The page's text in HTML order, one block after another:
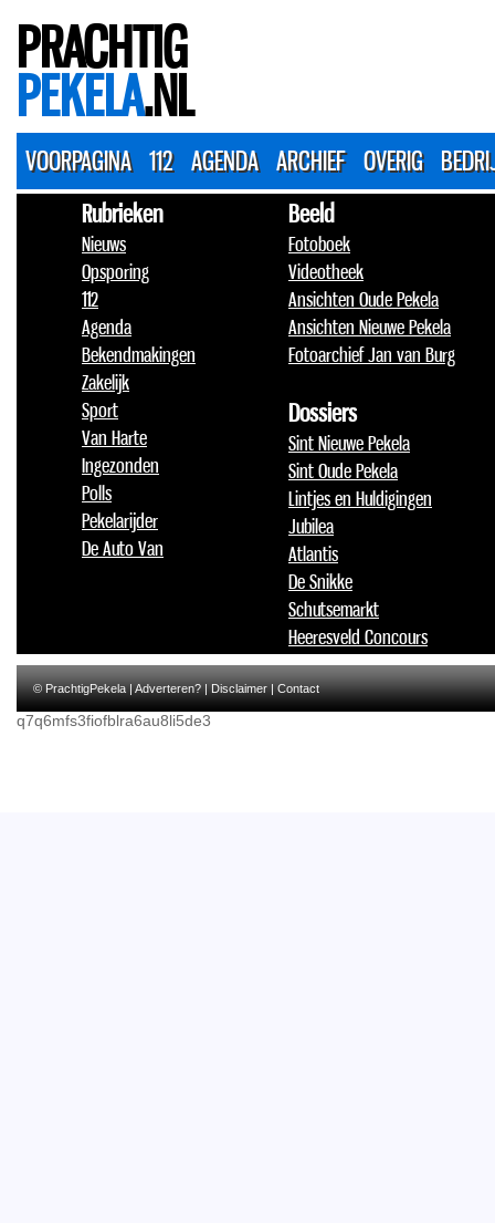
PRACHTIG
PEKELA.NL
VOORPAGINA 112 AGENDA ARCHIEF OVERIG
Rubrieken
Nieuws
Opsporing
112
Agenda
Bekendmakingen
Zakelijk
Sport
Van Harte
Ingezonden
Polls
Pekelarijder
De Auto Van
Beeld
Fotoboek
Videotheek
Ansichten Oude Pekela
Ansichten Nieuwe Pekela
Fotoarchief Jan van Burg
Dossiers
Sint Nieuwe Pekela
Sint Oude Pekela
Lintjes en Huldigingen
Jubilea
Atlantis
De Snikke
Schutsemarkt
Heeresveld Concours
© PrachtigPekela |Adverteren?|Disclaimer|Contact
q7q6mfs3fiofblra6au8li5de3